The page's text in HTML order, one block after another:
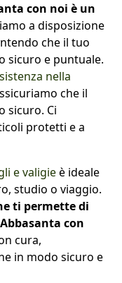
con noi è un
a disposizione
che il tuo
sicuro e puntuale.
nella
che il
sicuro. Ci
protetti e a
e valigieè ideale
studio o viaggio.
ti permette di
con
cura,
in modo sicuro e